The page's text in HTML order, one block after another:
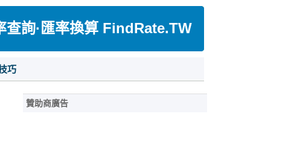
查詢·匯率換算 FindRate.TW
巧
贊助商廣告